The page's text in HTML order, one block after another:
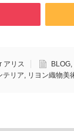
アリス BLOG,
テリア, リヨン織物美